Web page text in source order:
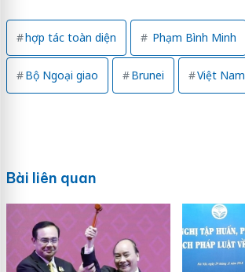
hợp tác toàn diện Phạm Bình Minh
Bộ Ngoại giao Brunei Việt Nam
Bài liên quan